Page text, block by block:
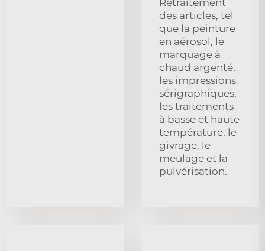
des articles, tel
que la peinture
en aérosol, le
marquage à
chaud argenté,
les impressions
sérigraphiques,
les traitements
à basse et haute
température, le
givrage, le
meulage et la
pulvérisation.